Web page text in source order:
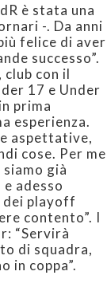
è stata una
-. Da anni
felice di aver
successo”.
club con il
17 e Under
prima
esperienza.
aspettative,
cose. Per me
già
adesso
playoff
contento”. I
“Servirà
di squadra,
in coppa”.